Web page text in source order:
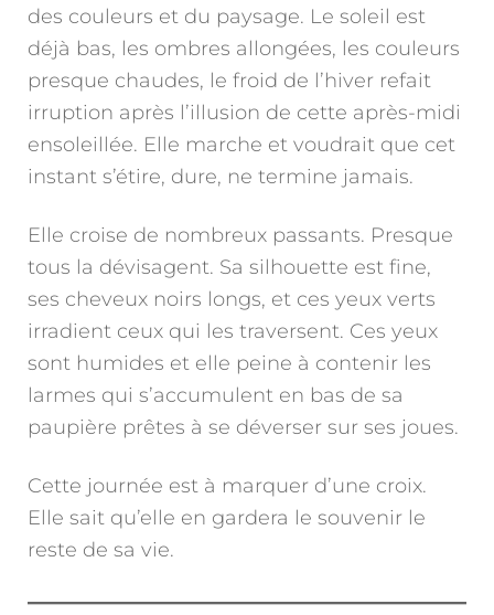
des couleurs et du paysage. Le soleil est
déjà bas, les ombres allongées, les couleurs
presque chaudes, le froid de l’hiver refait
irruption après l’illusion de cette après-midi
ensoleillée. Elle marche et voudrait que cet
instant s’étire, dure, ne termine jamais.
Elle croise de nombreux passants. Presque
tous la dévisagent. Sa silhouette est fine,
ses cheveux noirs longs, et ces yeux verts
irradient ceux qui les traversent. Ces yeux
sont humides et elle peine à contenir les
larmes qui s’accumulent en bas de sa
paupière prêtes à se déverser sur ses joues.
Cette journée est à marquer d’une croix.
Elle sait qu’elle en gardera le souvenir le
reste de sa vie.